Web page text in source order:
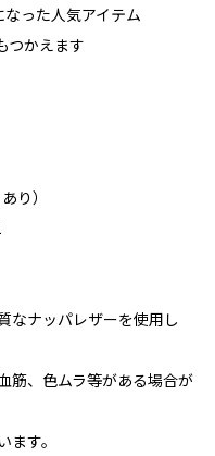
った人気アイテム
つかえます
り）
なナッパレザーを使用し
筋、色ムラ等がある場合が
す。